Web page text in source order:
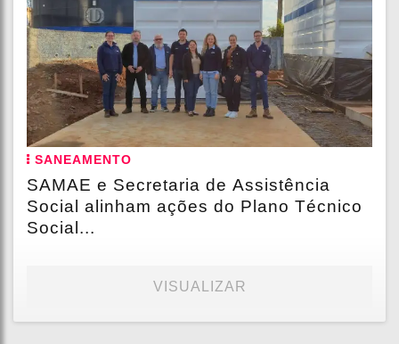
SANEAMENTO
SAMAE e Secretaria de Assistência
Social alinham ações do Plano Técnico
Social...
VISUALIZAR